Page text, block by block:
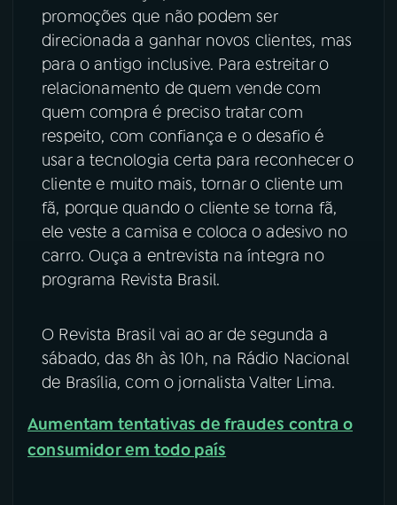
YouTube Facebook
TikTok
promoções que não podem ser
direcionada a ganhar novos clientes, mas
para o antigo inclusive. Para estreitar o
relacionamento de quem vende com
quem compra é preciso tratar com
respeito, com confiança e o desafio é
usar a tecnologia certa para reconhecer o
cliente e muito mais, tornar o cliente um
fã, porque quando o cliente se torna fã,
ele veste a camisa e coloca o adesivo no
carro. Ouça a entrevista na íntegra no
programa Revista Brasil.
O Revista Brasil vai ao ar de segunda a
sábado, das 8h às 10h, na Rádio Nacional
de Brasília, com o jornalista Valter Lima.
Aumentam tentativas de fraudes contra o
consumidor em todo país